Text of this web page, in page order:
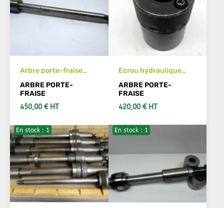
Arbre porte-fraise
diam 40 pour tailleuse
MODULE
ARBRE PORTE-
FRAISE
450,00 € HT
AJOUTER AU PANIER
Ecrou hydraulique
SCHREM D91-A40
M30x150 à droite
ARBRE PORTE-
FRAISE
420,00 € HT
AJOUTER AU PANIER
En stock : 1 En stock : 1